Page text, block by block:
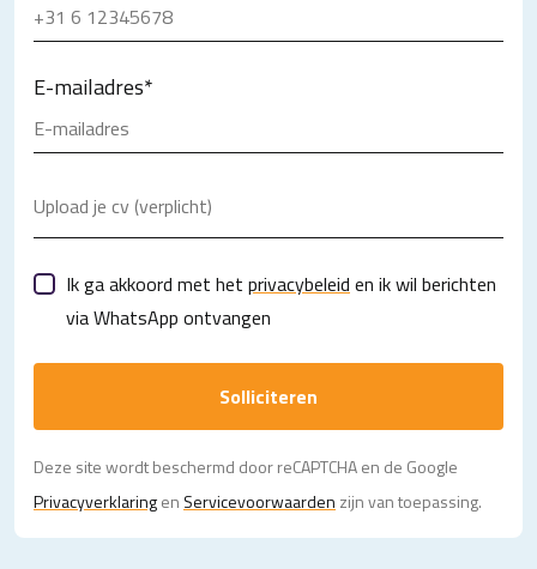
E-mailadres*
Upload je cv (verplicht)
Ik ga akkoord met het privacybeleid en ik wil berichten
via WhatsApp ontvangen
Solliciteren
Deze site wordt beschermd door reCAPTCHA en de Google
Privacy­verklaringen Servicevoorwaarden zijn van toepassing.